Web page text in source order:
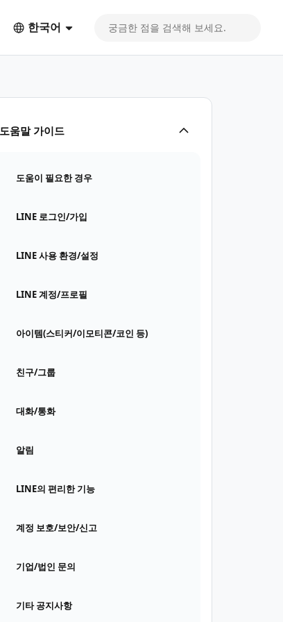
한국어
도움말 가이드
도움이 필요한 경우
LINE 로그인/가입
LINE 사용 환경/설정
LINE 계정/프로필
아이템(스티커/이모티콘/코인 등)
친구/그룹
대화/통화
알림
LINE의 편리한 기능
계정 보호/보안/신고
기업/법인 문의
기타 공지사항